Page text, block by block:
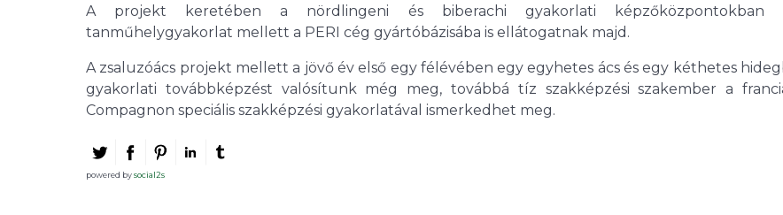
A projekt keretében a nördlingeni és biberachi gyakorlati képzőközpontokban
tanműhelygyakorlat mellett a PERI cég gyártóbázisába is ellátogatnak majd.
A zsaluzóács projekt mellett a jövő év első egy félévében egy egyhetes ács és egy kéthetes
gyakorlati továbbképzést valósítunk még meg, továbbá tíz szakképzési szakember a
Compagnon speciális szakképzési gyakorlatával ismerkedhet meg.
powered bysocial2s